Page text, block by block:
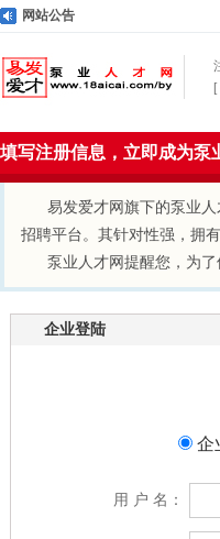
网站公告
[
填写注册信息，立即成为泵
易发爱才网旗下的泵业
招聘平台。其针对性强，拥
泵业人才网提醒您，为
企业登陆
企
用 户 名：